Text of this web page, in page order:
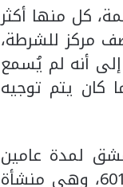
أشهر مرهقة في الاعتقال، تم تحميل محمود 16 تهمة، كل منها أكثر
مركز للشرطة،
إلى أنه لم يُسمع
أنه كل ما كان يتم توجيه
لمدة عامين
ونصف إضافيين. وهنا، شهد نقل العديد من السجناء إلى المستشفى 601، وهي منشأة